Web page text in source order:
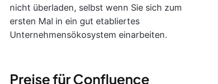
nicht überladen, selbst wenn Sie sich zum
ersten Mal in ein gut etabliertes
Unternehmensökosystem einarbeiten.
Preise für Confluence